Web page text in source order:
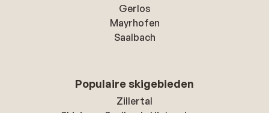
Gerlos
Mayrhofen
Saalbach
Populaire skigebieden
Zillertal